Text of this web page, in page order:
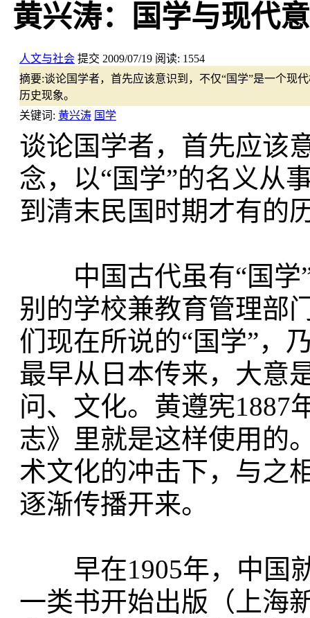
黄兴涛：国学与现代
人文与社会 提交 2009/07/19 阅读: 1554
摘要:谈论国学者，首先应该意识到，不仅“国学”是一个现
历史现象。
关键词: 黄兴涛 国学
谈论国学者，首先应该
念，以“国学”的名义从
到清末民国时期才有的
中国古代虽有“国学”
别的学校兼教育管理部
们现在所说的“国学”，
最早从日本传来，大意
问、文化。黄遵宪1887
志》里就是这样使用的
术文化的冲击下，与之
逐渐传播开来。
早在1905年，中国就
一类书开始出版（上海